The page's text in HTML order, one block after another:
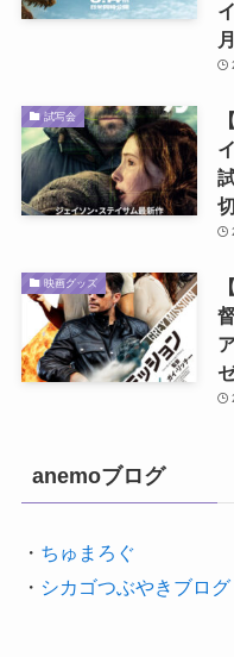
試写会
映画グッズ
anemoブログ
・ ちゅまろぐ
・ シカゴつぶやきブログ